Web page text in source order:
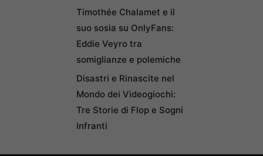
Timothée Chalamet e il
suo sosia su OnlyFans:
Eddie Veyro tra
somiglianze e polemiche
Disastri e Rinascite nel
Mondo dei Videogiochi:
Tre Storie di Flop e Sogni
Infranti